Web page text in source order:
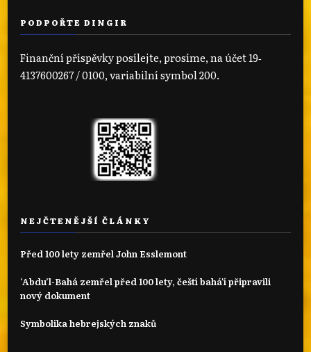
PODPOŘTE DINGIR
Finanční příspěvky posílejte, prosíme, na účet 19‐
4137600267 / 0100, variabilní symbol 200.
NEJČTENĚJŠÍ ČLÁNKY
Před 100 lety zemřel John Esslemont
‘Abdu’l-Bahá zemřel před 100 lety, čeští bahá'í připravili
nový dokument
Symbolika hebrejských znaků